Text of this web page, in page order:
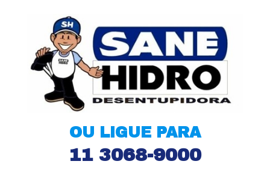
OU LIGUE PARA
11 3068-9000